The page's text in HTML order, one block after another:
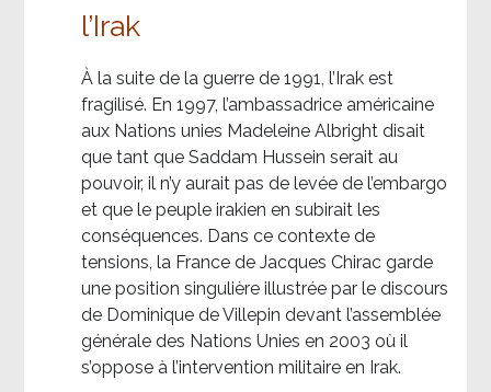
l’Irak
À la suite de la guerre de 1991, l’Irak est
fragilisé. En 1997, l’ambassadrice américaine
aux Nations unies Madeleine Albright disait
que tant que Saddam Hussein serait au
pouvoir, il n’y aurait pas de levée de l’embargo
et que le peuple irakien en subirait les
conséquences. Dans ce contexte de
tensions, la France de Jacques Chirac garde
une position singulière illustrée par le discours
de Dominique de Villepin devant l’assemblée
générale des Nations Unies en 2003 où il
s’oppose à l’intervention militaire en Irak.